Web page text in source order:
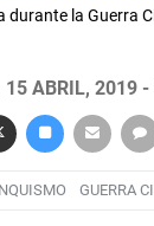
la Guerra
ABRIL, 2019
GUERRA